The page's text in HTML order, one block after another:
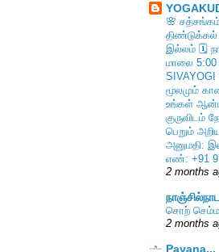
🌸
திண்டுக்கல்
இல்லம் 🗓️
மாலை 5:00
மூலமும்
உங்கள்
குருவிடம்
பெறும்
அனுமதி:
எண்: +91
2 months
சொற்
2 months
Payana...